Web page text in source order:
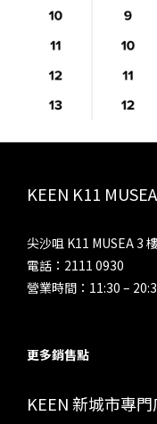
KEEN K11
尖沙咀 K11 MUSEA 3
電話：2111 0930
營業時間：11:30 –
更多銷售點
KEEN 新城市專